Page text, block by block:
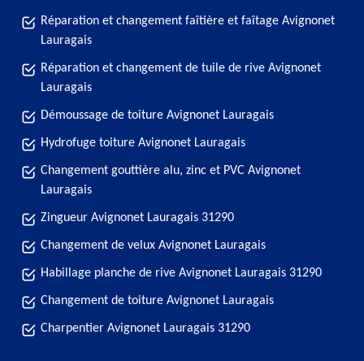
Réparation et changement faîtière et faîtage Avignonet
Lauragais
Réparation et changement de tuile de rive Avignonet
Lauragais
Démoussage de toiture Avignonet Lauragais
Hydrofuge toiture Avignonet Lauragais
Changement gouttière alu, zinc et PVC Avignonet
Lauragais
Zingueur Avignonet Lauragais 31290
Changement de velux Avignonet Lauragais
Habillage planche de rive Avignonet Lauragais 31290
Changement de toiture Avignonet Lauragais
Charpentier Avignonet Lauragais 31290